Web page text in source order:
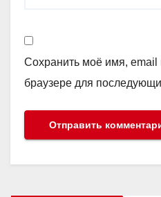
Сохранить моё имя, email
браузере для